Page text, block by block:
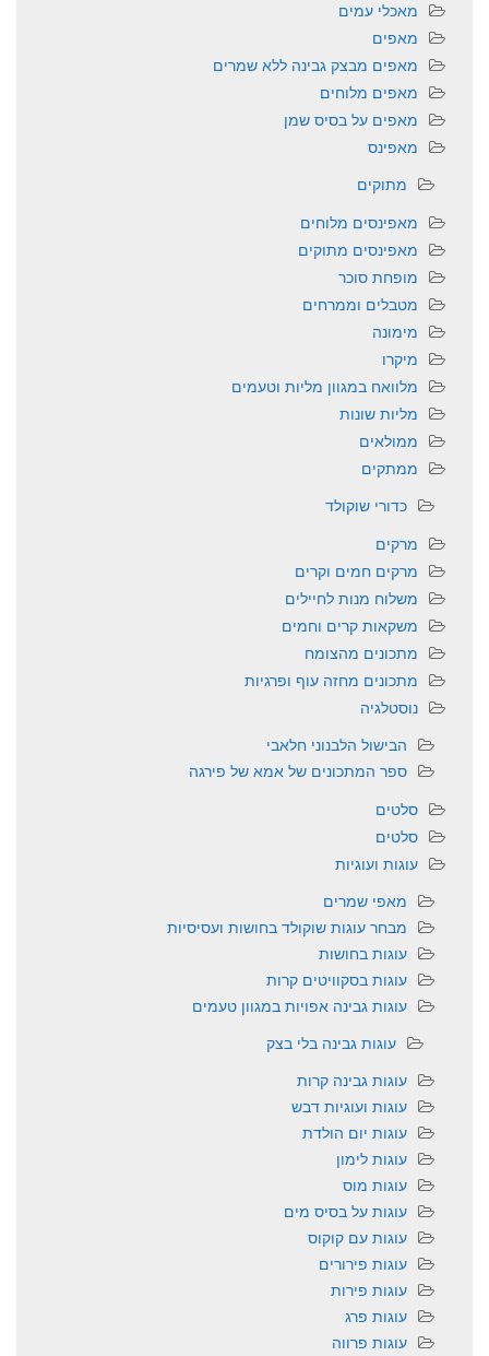
מאכלי עמים
מאפים
מאפים מבצק גבינה ללא שמרים
מאפים מלוחים
מאפים על בסיס שמן
מאפינס
מתוקים
מאפינסים מלוחים
מאפינסים מתוקים
מופחת סוכר
מטבלים וממרחים
מימונה
מיקרו
מלוואח במגוון מליות וטעמים
מליות שונות
ממולאים
ממתקים
כדורי שוקולד
מרקים
מרקים חמים וקרים
משלוח מנות לחיילים
משקאות קרים וחמים
מתכונים מהצומח
מתכונים מחזה עוף ופרגיות
נוסטלגיה
הבישול הלבנוני חלאבי
ספר המתכונים של אמא של פירגה
סלטים
סלטים
עוגות ועוגיות
מאפי שמרים
מבחר עוגות שוקולד בחושות ועסיסיות
עוגות בחושות
עוגות בסקוויטים קרות
עוגות גבינה אפויות במגוון טעמים
עוגות גבינה בלי בצק
עוגות גבינה קרות
עוגות ועוגיות דבש
עוגות יום הולדת
עוגות לימון
עוגות מוס
עוגות על בסיס מים
עוגות עם קוקוס
עוגות פירורים
עוגות פירות
עוגות פרג
עוגות פרווה